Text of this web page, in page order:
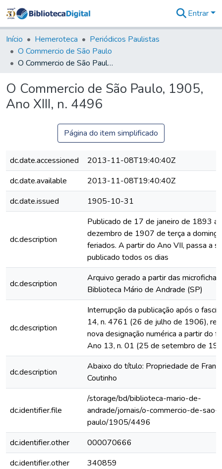
&
Coleções
Tudo na
Biblioteca
Estatísticas
Entrar
Início Hemeroteca
Periódicos Paulistas
O Commercio de São Paulo
O Commercio de São Paulo, 1905, Ano XIII, n. 4496
O Commercio de São Paulo, 1905,
Ano XIII, n. 4496
Página do item simplificado
dc.date.accessioned
2013-11-08T19:40:40Z
dc.date.available
2013-11-08T19:40:40Z
dc.date.issued
1905-10-31
dc.description
Publicado de 17 de janeiro de 1893 a
dezembro de 1907 de terça a
feriados. A partir do Ano VII, passa a
publicado todos os dias
dc.description
Arquivo gerado a partir das
Biblioteca Mário de Andrade (SP)
dc.description
Interrupção da publicação após o
14, n. 4761 (26 de julho de 1906),
nova designação numérica a partir do
Ano 13, n. 01 (25 de setembro de
dc.description
Abaixo do título: Propriedade de
Coutinho
dc.identifier.file
/storage/bd/biblioteca-mario-de-
andrade/jornais/o-commercio-de-sao-
paulo/1905/4496
dc.identifier.other
000070666
dc.identifier.other
340859